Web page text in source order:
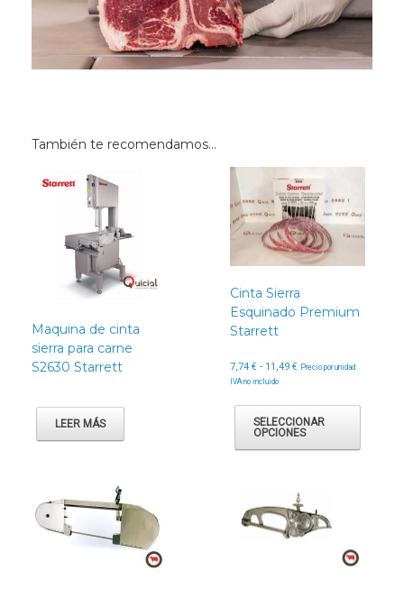
También te recomendamos…
Maquina de cinta
sierra para carne
S2630 Starrett
LEER MÁS
Cinta Sierra
Esquinado Premium
Starrett
7,74€ - 11,49€Rango
desde
7,74 €
hasta
11,49 €
Precio por unidad
IVA no incluido
SELECCIONAR
OPCIONES